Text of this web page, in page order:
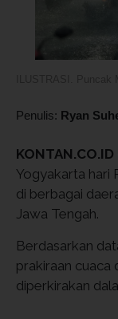
Penulis: Ryan
KONTAN.CO.ID
Yogyakarta hari
di berbagai
Jawa Tengah.
Berdasarkan
prakiraan cuaca
diperkirakan